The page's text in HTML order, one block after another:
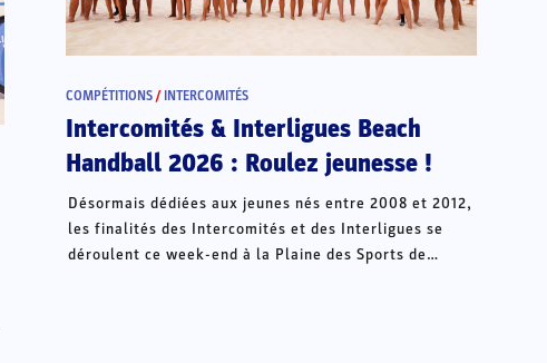
COMPÉTITIONS / INTERCOMITÉS
Intercomités & Interligues Beach
Handball 2026 : Roulez jeunesse !
Désormais dédiées aux jeunes nés entre 2008 et 2012,
les finalités des Intercomités et des Interligues se
déroulent ce week-end à la Plaine des Sports de